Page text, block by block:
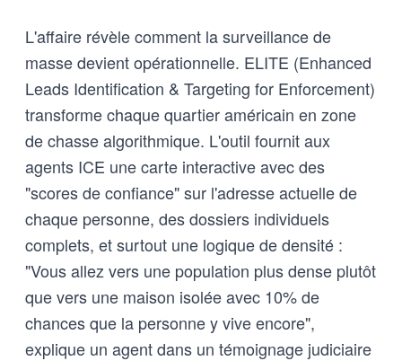
L'affaire révèle comment la surveillance de
masse devient opérationnelle. ELITE (Enhanced
Leads Identification & Targeting for Enforcement)
transforme chaque quartier américain en zone
de chasse algorithmique. L'outil fournit aux
agents ICE une carte interactive avec des
"scores de confiance" sur l'adresse actuelle de
chaque personne, des dossiers individuels
complets, et surtout une logique de densité :
"Vous allez vers une population plus dense plutôt
que vers une maison isolée avec 10% de
chances que la personne y vive encore",
explique un agent dans un témoignage judiciaire